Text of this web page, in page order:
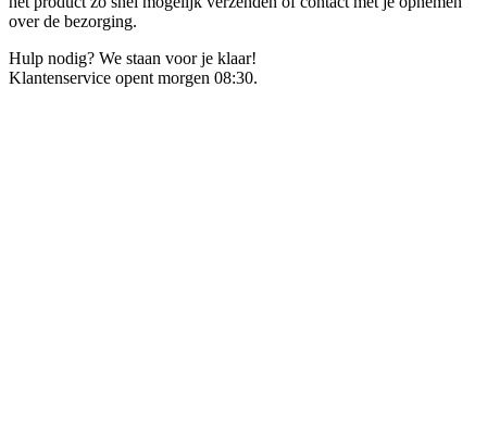
over de bezorging.
Hulp nodig? We staan voor je klaar!
Klantenservice opent morgen 08:30.